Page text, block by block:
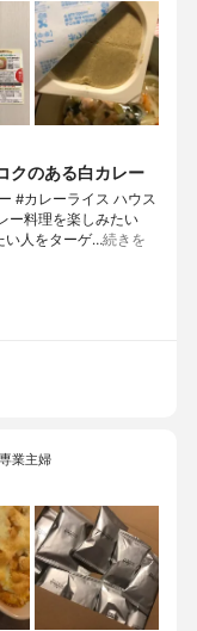
クのある白カレー
#カレーライス ハウス
ー料理を楽しみたい
い人をターゲ…続きを
業主婦